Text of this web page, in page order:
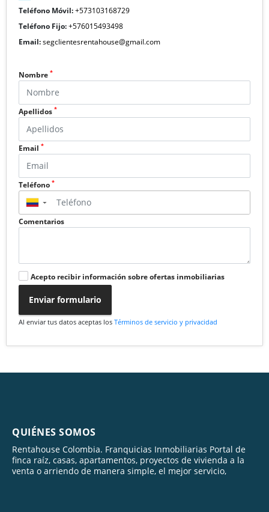
Teléfono Móvil:+573103168729
Teléfono Fijo:+576015493498
Email:segclientesrentahouse@gmail.com
Nombre *
Apellidos *
Email *
Teléfono *
▼
Comentarios
Acepto recibir información sobre ofertas inmobiliarias
Enviar formulario
Al enviar tus datos aceptas los Términos de servicio y privacidad
QUIÉNES SOMOS
Rentahouse Colombia. Franquicias Inmobiliarias Portal de
finca raíz, casas, apartamentos, proyectos de vivienda a la
venta o arriendo de manera simple, el mejor servicio,